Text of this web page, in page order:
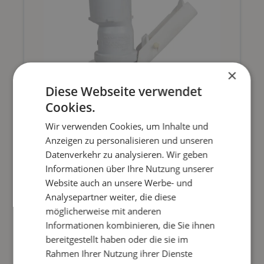
Teichschlammsaugern Torpedo und Torpedo
auch fest anhaftende Ablagerungen effektiv
entfernt und direkt abgesaugt. Durch ihren
dualen Sauganschluss (ø 38 mm und ø 50
mm) ist die runde Saugbürste kompatibel
2000, TORPEDO und TORPEDO ULTRA -
und somit flexibel bei unterschiedlichen
Geräten einsetzbar. Vorteile der runden
Saugbürste im Überblick: - Effektives Lösen
von Verschmutzungen und Verkrustungen -
Manuelles Bürsten für gezielte Reinigung -
Durchmesser von 20 cm für flächige
Anwendungen - Dualer Sauganschluss (ø
38 mm & ø 50 mm) - Kompatibel mit
FANGO 2000, TORPEDO und TORPEDO
ULTRA
SAUGBÜRSTE RUND
Runde Saugbürste ø 8 cm -
Präzisionsreinigung für Ecken und schwer
zugängliche Stellen Die runde Saugbürste
mit ø 8 cm Durchmesser wurde speziell für
die Reinigung von Ecken, Stufen und
49,80 €*
×
Diese Webseite verwendet
Cookies.
Wir verwenden Cookies, um Inhalte und
Anzeigen zu personalisieren und unseren
Datenverkehr zu analysieren. Wir geben
Informationen über Ihre Nutzung unserer
Website auch an unsere Werbe- und
Analysepartner weiter, die diese
möglicherweise mit anderen
Informationen kombinieren, die Sie ihnen
bereitgestellt haben oder die sie im
Rahmen Ihrer Nutzung ihrer Dienste